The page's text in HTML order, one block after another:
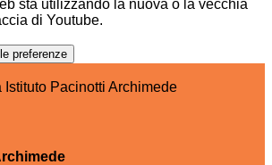
sta utilizzando la nuova o la vecchia
di Youtube.
preferenze
Istituto Pacinotti Archimede